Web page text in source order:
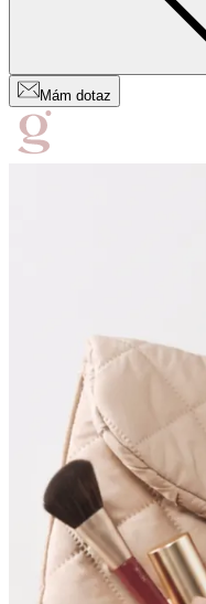
Mám dotaz